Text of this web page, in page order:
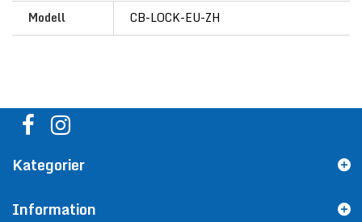
Modell CB-LOCK-EU-ZH
Kategorier
Information